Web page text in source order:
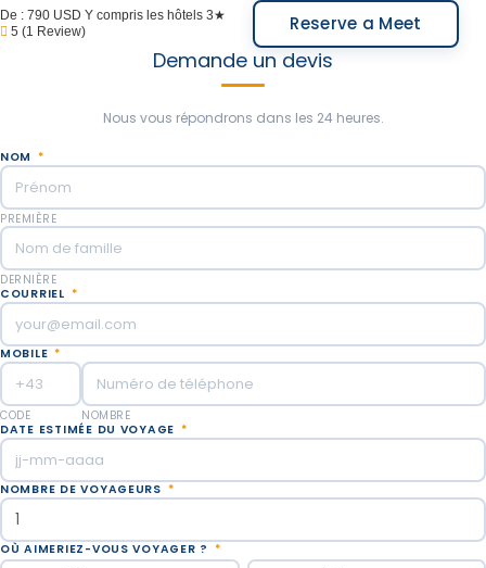
De : 790 USD Y compris les hôtels 3★
5 (1 Review) Reserve a Meet
Demande un devis
Nous vous répondrons dans les 24 heures.
NOM *
PREMIÈRE
DERNIÈRE
COURRIEL *
MOBILE *
CODE
NOMBRE
DATE ESTIMÉE DU VOYAGE *
NOMBRE DE VOYAGEURS *
OÙ AIMERIEZ-VOUS VOYAGER ? *